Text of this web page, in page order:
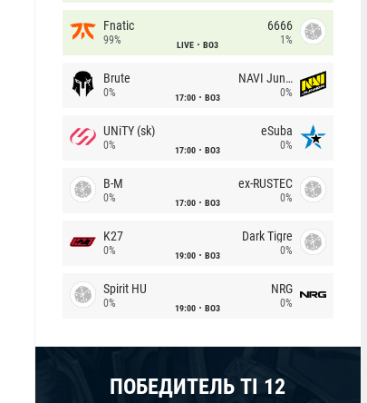
Fnatic
99% LIVE BO3
6666
1%
Brute
0% 17:00 BO3
NAVI Junior
0%
UNiTY (sk)
0% 17:00 BO3
eSuba
0%
B-M
0% 17:00 BO3
ex-RUSTEC
0%
K27
0% 19:00 BO3
Dark Tigre
0%
Spirit HU
0% 19:00 BO3
NRG
0%
ПОБЕДИТЕЛЬ TI 12